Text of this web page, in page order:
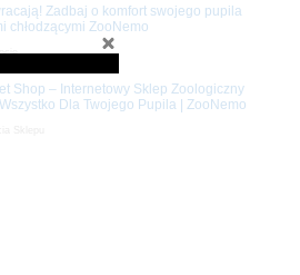
Zadbaj o komfort swojego pupila
chłodzącymi ZooNemo
Shop – Internetowy Sklep Zoologiczny
Dla Twojego Pupila | ZooNemo